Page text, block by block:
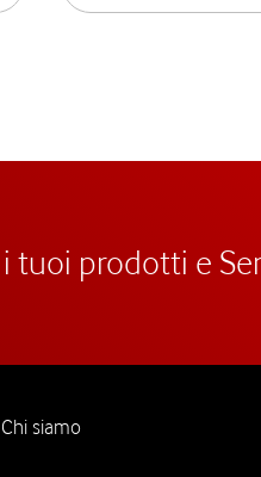
tuoi prodotti e
Chi siamo